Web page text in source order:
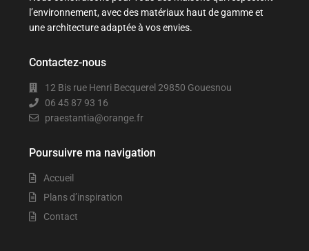
l’environnement, avec des matériaux haut de gamme et
une architecture adaptée à vos envies.
Contactez-nous
12 Bis rue Henri Becquerel 29850 Gouesnou
06 45 87 93 16
praestantia@orange.fr
Poursuivre ma navigation
Accueil
Plans d’inspiration
Contact